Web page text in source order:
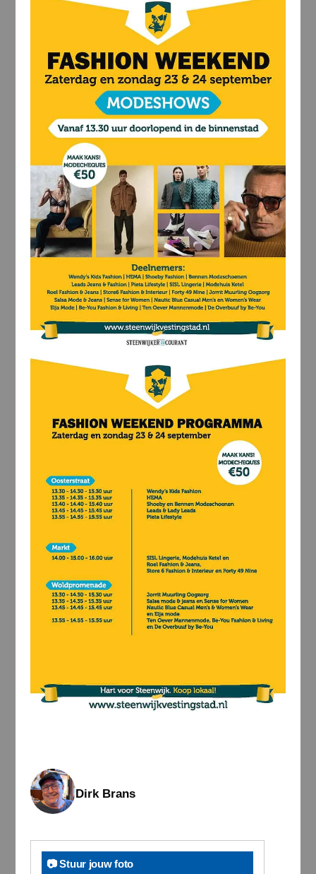
Dirk Brans
📷 Stuur jouw foto